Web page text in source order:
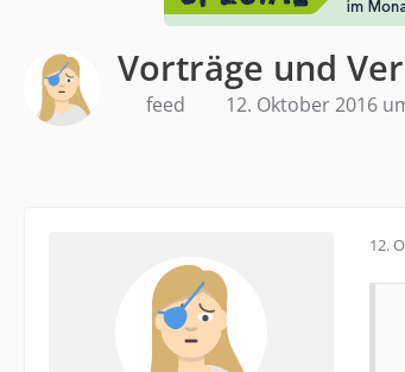
Vorträge und
feed 12. Oktober 2016
12.